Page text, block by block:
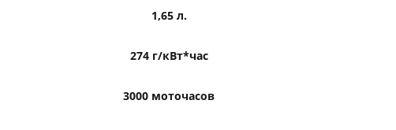
1,65 л.
274 г/кВт*час
3000 моточасов